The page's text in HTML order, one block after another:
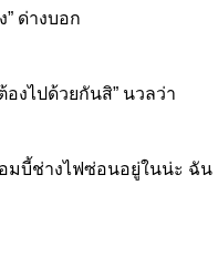
ด่างบอก
ไปด้วยกันสิ” นวลว่า
ช่างไฟซ่อนอยู่ในน่ะ ฉัน